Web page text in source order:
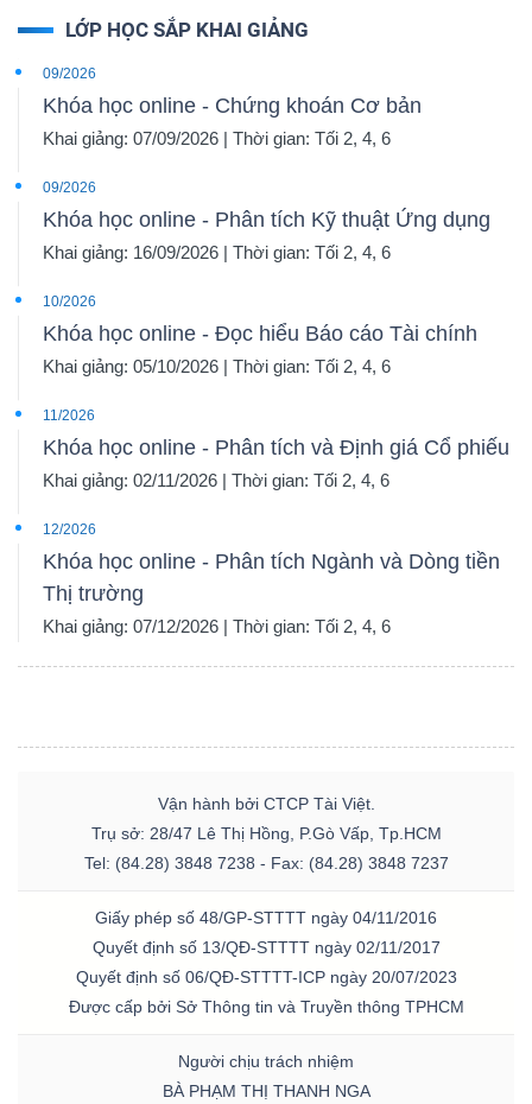
LỚP HỌC SẮP KHAI GIẢNG
09/2026
Khóa học online - Chứng khoán Cơ bản
Khai giảng: 07/09/2026 | Thời gian: Tối 2, 4, 6
09/2026
Khóa học online - Phân tích Kỹ thuật Ứng dụng
Khai giảng: 16/09/2026 | Thời gian: Tối 2, 4, 6
10/2026
Khóa học online - Đọc hiểu Báo cáo Tài chính
Khai giảng: 05/10/2026 | Thời gian: Tối 2, 4, 6
11/2026
Khóa học online - Phân tích và Định giá Cổ phiếu
Khai giảng: 02/11/2026 | Thời gian: Tối 2, 4, 6
12/2026
Khóa học online - Phân tích Ngành và Dòng tiền
Thị trường
Khai giảng: 07/12/2026 | Thời gian: Tối 2, 4, 6
Vận hành bởi CTCP Tài Việt.
Trụ sở: 28/47 Lê Thị Hồng, P.Gò Vấp, Tp.HCM
Tel: (84.28) 3848 7238 - Fax: (84.28) 3848 7237
Giấy phép số 48/GP-STTTT ngày 04/11/2016
Quyết định số 13/QĐ-STTTT ngày 02/11/2017
Quyết định số 06/QĐ-STTTT-ICP ngày 20/07/2023
Được cấp bởi Sở Thông tin và Truyền thông TPHCM
Người chịu trách nhiệm
BÀ PHẠM THỊ THANH NGA